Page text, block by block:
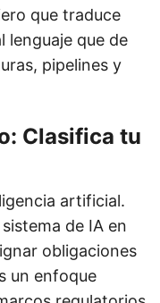
que traduce
lenguaje que de
pipelines y
Clasifica tu
artificial.
de IA en
obligaciones
un enfoque